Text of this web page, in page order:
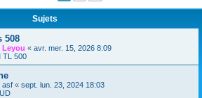
Sujets
508
Leyou « avr. mer. 15, 2026 8:09
TL 500
asf « sept. lun. 23, 2024 18:03